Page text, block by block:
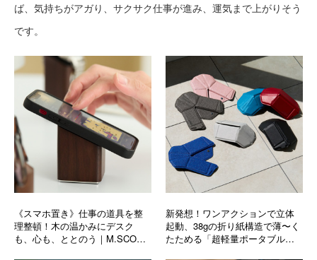
ば、気持ちがアガり、サクサク仕事が進み、運気まで上がりそう
です。
《スマホ置き》仕事の道具を整
理整頓！木の温かみにデスク
も、心も、ととのう｜M.SCOOP
新発想！ワンアクションで立体
起動、38gの折り紙構造で薄〜く
たためる「超軽量ポータブルマ